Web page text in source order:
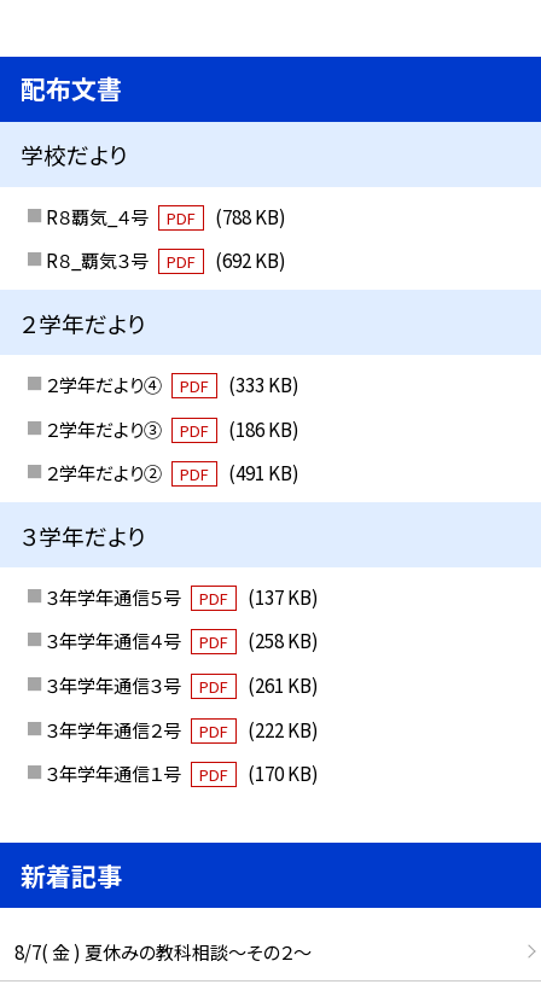
配布文書
学校だより
R８覇気_４号 PDF
(788 KB)
R８_覇気３号
PDF (692 KB)
２学年だより
２学年だより④ PDF
(333 KB)
２学年だより③
PDF
(186 KB)
２学年だより②
PDF (491 KB)
３学年だより
３年学年通信５号 PDF
(137 KB)
３年学年通信４号
PDF
(258 KB)
３年学年通信３号
PDF
(261 KB)
３年学年通信２号
PDF
(222 KB)
３年学年通信１号
PDF (170 KB)
新着記事
8/7( 金 ) 夏休みの教科相談～その２～